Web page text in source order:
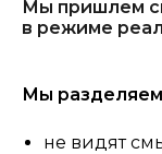
Мы пришлем
в режиме
Мы
не видят